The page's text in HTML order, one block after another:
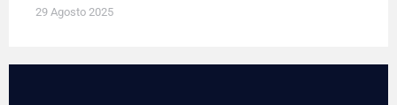
29 Agosto 2025